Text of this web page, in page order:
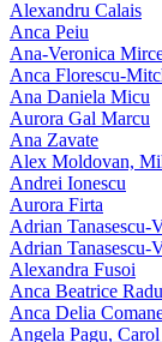
Alexandru Calais
Anca Peiu
Ana-Veronica
Anca Florescu-
Ana Daniela Micu
Aurora Gal Marcu
Ana Zavate
Alex Moldovan,
Andrei Ionescu
Aurora Firta
Adrian
Adrian Tanasescu-
Alexandra Fusoi
Anca Beatrice Radu
Anca Delia
Angela Pagu,